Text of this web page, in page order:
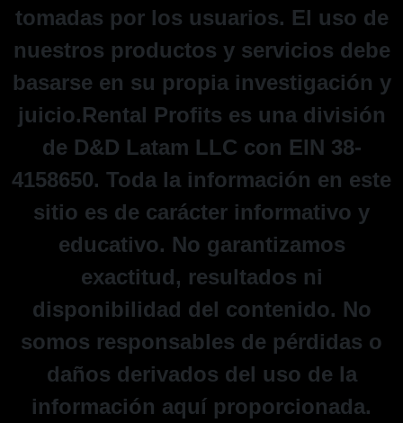
tomadas por los usuarios. El uso de
nuestros productos y servicios debe
basarse en su propia investigación y
juicio.Rental Profits es una división
de D&D Latam LLC con EIN 38-
4158650. Toda la información en este
sitio es de carácter informativo y
educativo. No garantizamos
exactitud, resultados ni
disponibilidad del contenido. No
somos responsables de pérdidas o
daños derivados del uso de la
información aquí proporcionada.